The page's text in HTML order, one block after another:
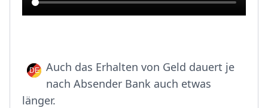
Auch das Erhalten von Geld dauert je
nach Absender Bank auch etwas
länger.